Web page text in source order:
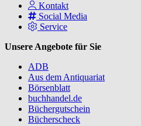
Kontakt
Social Media
Service
Unsere Angebote für Sie
ADB
Aus dem Antiquariat
Börsenblatt
buchhandel.de
Büchergutschein
Bücherscheck